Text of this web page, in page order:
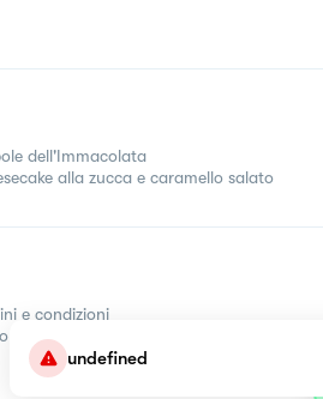
undefined
dell'Immacolata
alla zucca e caramello salato
e condizioni